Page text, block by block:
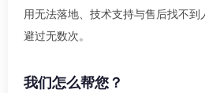
用无法落地、技术支持与售后找不到
避过无数次。
我们怎么帮您？